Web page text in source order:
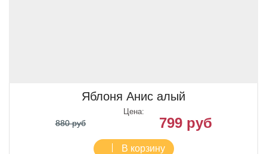
Яблоня Анис алый
Цена:
880 руб 799 руб
В корзину